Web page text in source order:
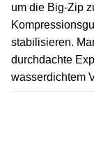
um die Big-Zip
stabilisieren.
durchdachte
wasserdichtem